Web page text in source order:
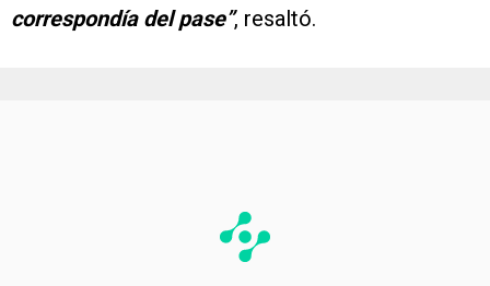
correspondía del pase”, resaltó.